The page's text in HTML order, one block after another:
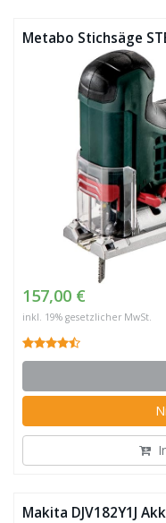
Metabo Stichsäge
157,00 €
inkl. 19% gesetzlicher MwSt.
Makita DJV182Y1J